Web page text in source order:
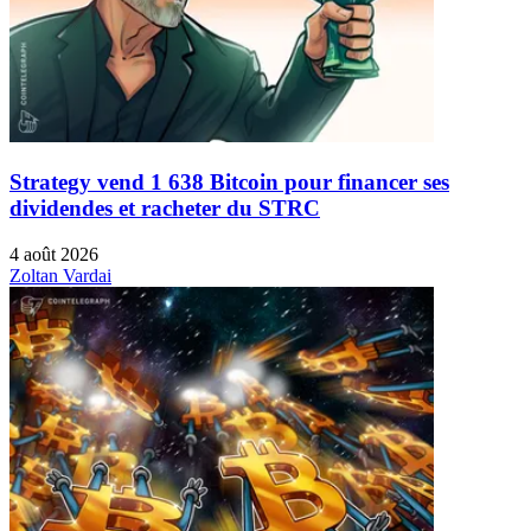
Strategy vend 1 638 Bitcoin pour financer ses
dividendes et racheter du STRC
4 août 2026
Zoltan Vardai